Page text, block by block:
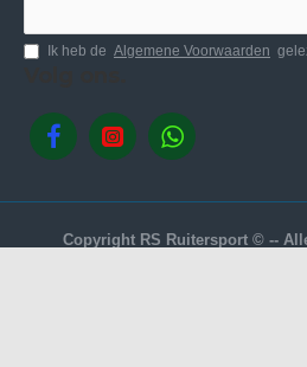
Ik heb de Algemene Voorwaarden
Copyright RS Ruitersport © --